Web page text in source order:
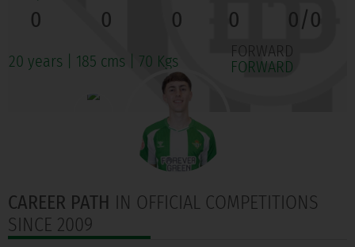
0 0 0 0 0/0
20 years 185 cms 70 Kgs
FORWARD
FORWARD
CAREER PATH IN OFFICIAL COMPETITIONS
SINCE 2009